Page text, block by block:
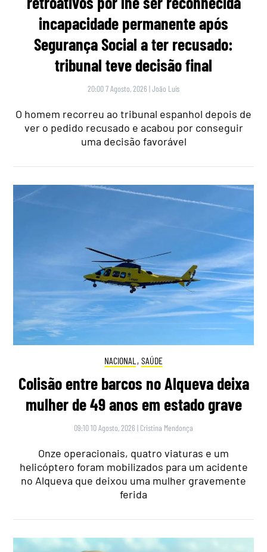
incapacidade permanente após
Segurança Social a ter recusado:
tribunal teve decisão final
20:00 7 Agosto, 2026 |João Luís
O homem recorreu ao tribunal espanhol depois de
ver o pedido recusado e acabou por conseguir
uma decisão favorável
NACIONAL , SAÚDE
Colisão entre barcos no Alqueva deixa
mulher de 49 anos em estado grave
09:10 10 Agosto, 2026 | Cristina Mendonça
Onze operacionais, quatro viaturas e um
helicóptero foram mobilizados para um acidente
no Alqueva que deixou uma mulher gravemente
ferida